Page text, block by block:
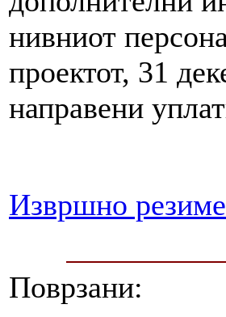
нивниот
проектот, 31
направени
Извршно
Поврзани: